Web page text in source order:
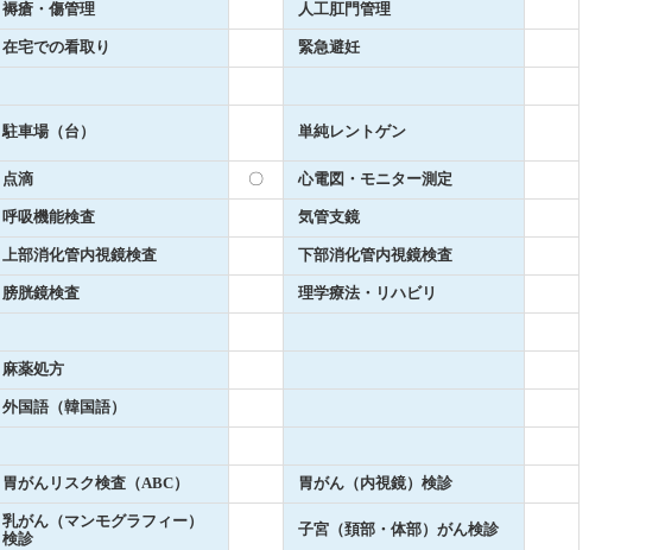
褥瘡・傷管理 人工肛門管理
在宅での看取り 緊急避妊
駐車場（台） 単純レントゲン
点滴 〇 心電図・モニター測定
呼吸機能検査 気管支鏡
上部消化管内視鏡検査 下部消化管内視鏡検査
膀胱鏡検査 理学療法・リハビリ
麻薬処方
外国語（韓国語）
胃がんリスク検査（ABC） 胃がん（内視鏡）検診
乳がん（マンモグラフィー）
検診
子宮（頚部・体部）がん検診